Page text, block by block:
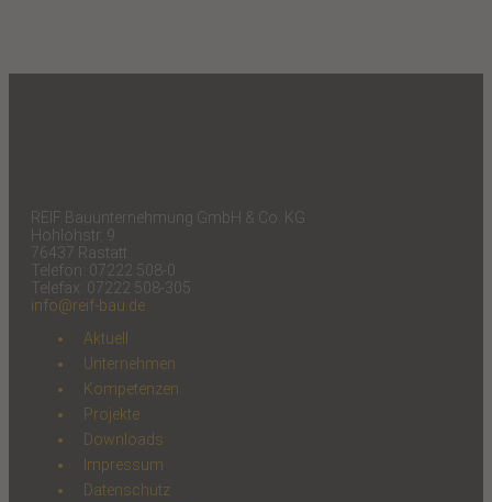
REIF Bauunternehmung GmbH & Co. KG
Hohlohstr. 9
76437 Rastatt
Telefon: 07222 508-0
Telefax: 07222 508-305
info@reif-bau.de
Aktuell
Unternehmen
Kompetenzen
Projekte
Downloads
Impressum
Datenschutz